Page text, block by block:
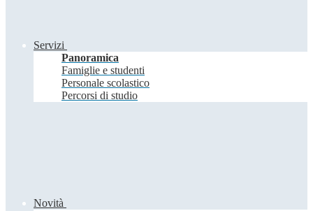
Servizi
Panoramica
Famiglie e studenti
Personale scolastico
Percorsi di studio
Novità